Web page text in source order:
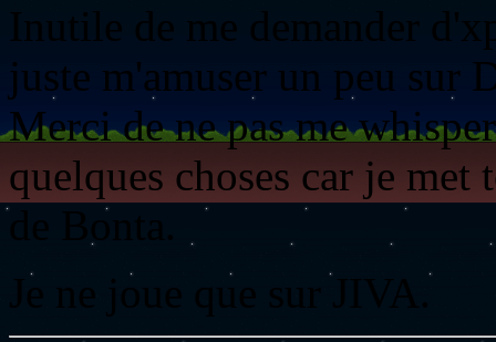
Inutile de me demander
juste m'amuser un peu sur
Merci de ne pas me
quelques choses car je
de Bonta.
Je ne joue que sur JIVA.